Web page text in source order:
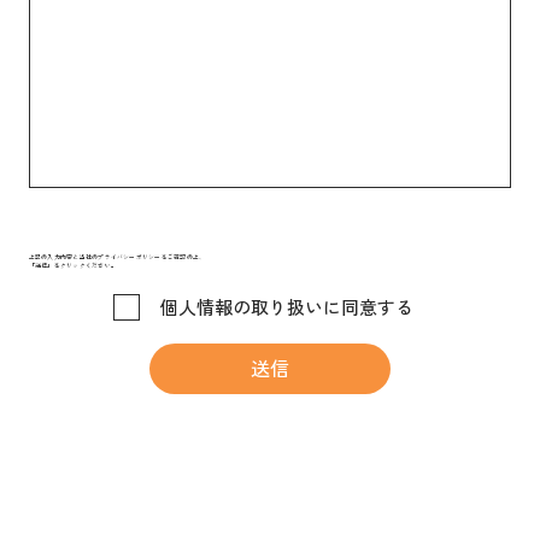
上記の入力内容と当社のプライバシーポリシーをご確認の上、
「送信」をクリックください。
個人情報の取り扱いに同意する
送信